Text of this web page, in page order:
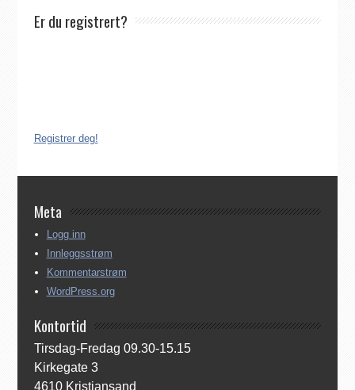
Er du registrert?
Registrer deg!
Meta
Logg inn
Innleggsstrøm
Kommentarstrøm
WordPress.org
Kontortid
Tirsdag-Fredag 09.30-15.15
Kirkegate 3
4610 Kristiansand